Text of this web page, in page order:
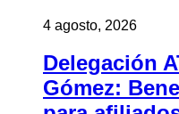
4 agosto, 2026
Delegación
Gómez: